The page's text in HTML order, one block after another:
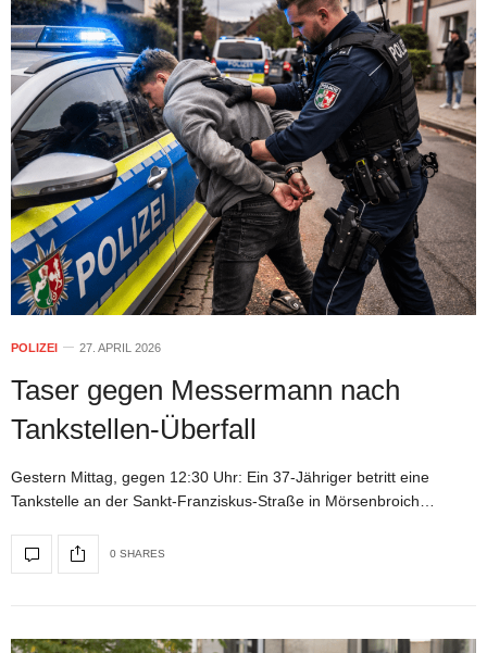
POLIZEI 27. APRIL 2026
Taser gegen Messermann nach
Tankstellen-Überfall
Gestern Mittag, gegen 12:30 Uhr: Ein 37-Jähriger betritt eine
Tankstelle an der Sankt-Franziskus-Straße in Mörsenbroich…
0 SHARES